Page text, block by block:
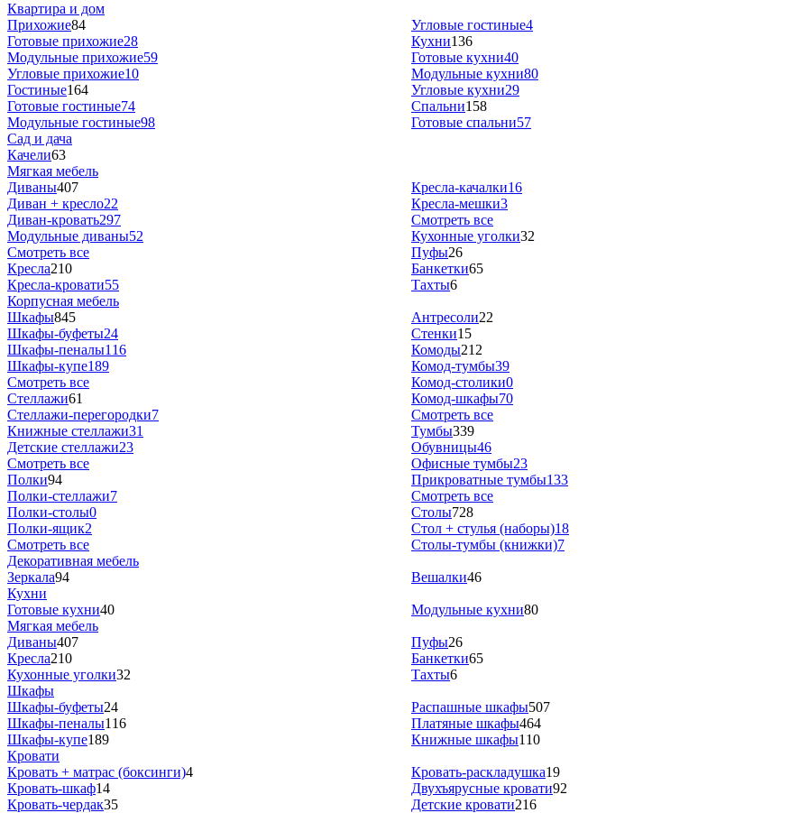
Квартира и дом
Прихожие84
Готовые прихожие28
Модульные прихожие59
Угловые прихожие10
Гостиные164
Готовые гостиные74
Модульные гостиные98
Угловые гостиные4
Кухни136
Готовые кухни40
Модульные кухни80
Угловые кухни29
Спальни158
Готовые спальни57
Сад и дача
Качели63
Мягкая мебель
Диваны407
Диван + кресло22
Диван-кровать297
Модульные диваны52
Смотреть все
Кресла210
Кресла-кровати55
Кресла-качалки16
Кресла-мешки3
Смотреть все
Кухонные уголки32
Пуфы26
Банкетки65
Тахты6
Корпусная мебель
Шкафы845
Шкафы-буфеты24
Шкафы-пеналы116
Шкафы-купе189
Смотреть все
Стеллажи61
Стеллажи-перегородки7
Книжные стеллажи31
Детские стеллажи23
Смотреть все
Полки94
Полки-стеллажи7
Полки-столы0
Полки-ящик2
Смотреть все
Антресоли22
Стенки15
Комоды212
Комод-тумбы39
Комод-столики0
Комод-шкафы70
Смотреть все
Тумбы339
Обувницы46
Офисные тумбы23
Прикроватные тумбы133
Смотреть все
Столы728
Стол + стулья (наборы)18
Столы-тумбы (книжки)7
Декоративная мебель
Зеркала94 Вешалки46
Кухни
Готовые кухни40 Модульные кухни80
Мягкая мебель
Диваны407
Кресла210
Кухонные уголки32
Пуфы26
Банкетки65
Тахты6
Шкафы
Шкафы-буфеты24
Шкафы-пеналы116
Шкафы-купе189
Распашные шкафы507
Платяные шкафы464
Книжные шкафы110
Кровати
Кровать + матрас (боксинги)4
Кровать-шкаф14
Кровать-чердак35
Кровать-раскладушка19
Двухъярусные кровати92
Детские кровати216